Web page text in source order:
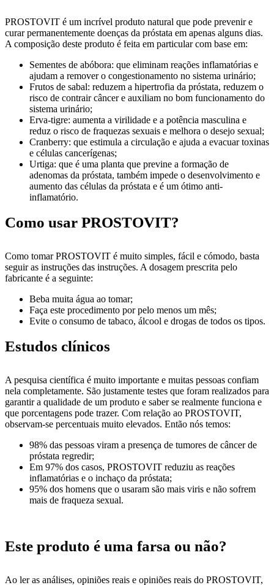
PROSTOVIT é um incrível produto natural que pode prevenir e
curar permanentemente doenças da próstata em apenas alguns dias.
A composição deste produto é feita em particular com base em:
Sementes de abóbora: que eliminam reações inflamatórias e
ajudam a remover o congestionamento no sistema urinário;
Frutos de sabal: reduzem a hipertrofia da próstata, reduzem o
risco de contrair câncer e auxiliam no bom funcionamento do
sistema urinário;
Erva-tigre: aumenta a virilidade e a potência masculina e
reduz o risco de fraquezas sexuais e melhora o desejo sexual;
Cranberry: que estimula a circulação e ajuda a evacuar toxinas
e células cancerígenas;
Urtiga: que é uma planta que previne a formação de
adenomas da próstata, também impede o desenvolvimento e
aumento das células da próstata e é um ótimo anti-
inflamatório.
Como usar PROSTOVIT?
Como tomar PROSTOVIT é muito simples, fácil e cómodo, basta
seguir as instruções das instruções. A dosagem prescrita pelo
fabricante é a seguinte:
Beba muita água ao tomar;
Faça este procedimento por pelo menos um mês;
Evite o consumo de tabaco, álcool e drogas de todos os tipos.
Estudos clínicos
A pesquisa científica é muito importante e muitas pessoas confiam
nela completamente. São justamente testes que foram realizados para
garantir a qualidade de um produto e saber se realmente funciona e
que porcentagens pode trazer. Com relação ao PROSTOVIT,
observam-se percentuais muito elevados. Então nós temos:
98% das pessoas viram a presença de tumores de câncer de
próstata regredir;
Em 97% dos casos, PROSTOVIT reduziu as reações
inflamatórias e o inchaço da próstata;
95% dos homens que o usaram são mais viris e não sofrem
mais de fraqueza sexual.
Este produto é uma farsa ou não?
Ao ler as análises, opiniões reais e opiniões reais do PROSTOVIT,